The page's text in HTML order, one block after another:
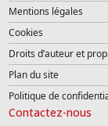
Mentions légales
Cookies
Droits d’auteur et
Plan du site
Politique de
Contactez-nous